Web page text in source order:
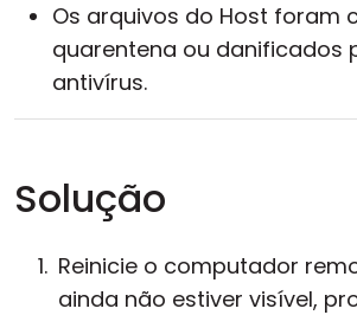
Os arquivos do Host foram
quarentena ou danificados
antivírus.
Solução
Reinicie o computador
ainda não estiver visível,